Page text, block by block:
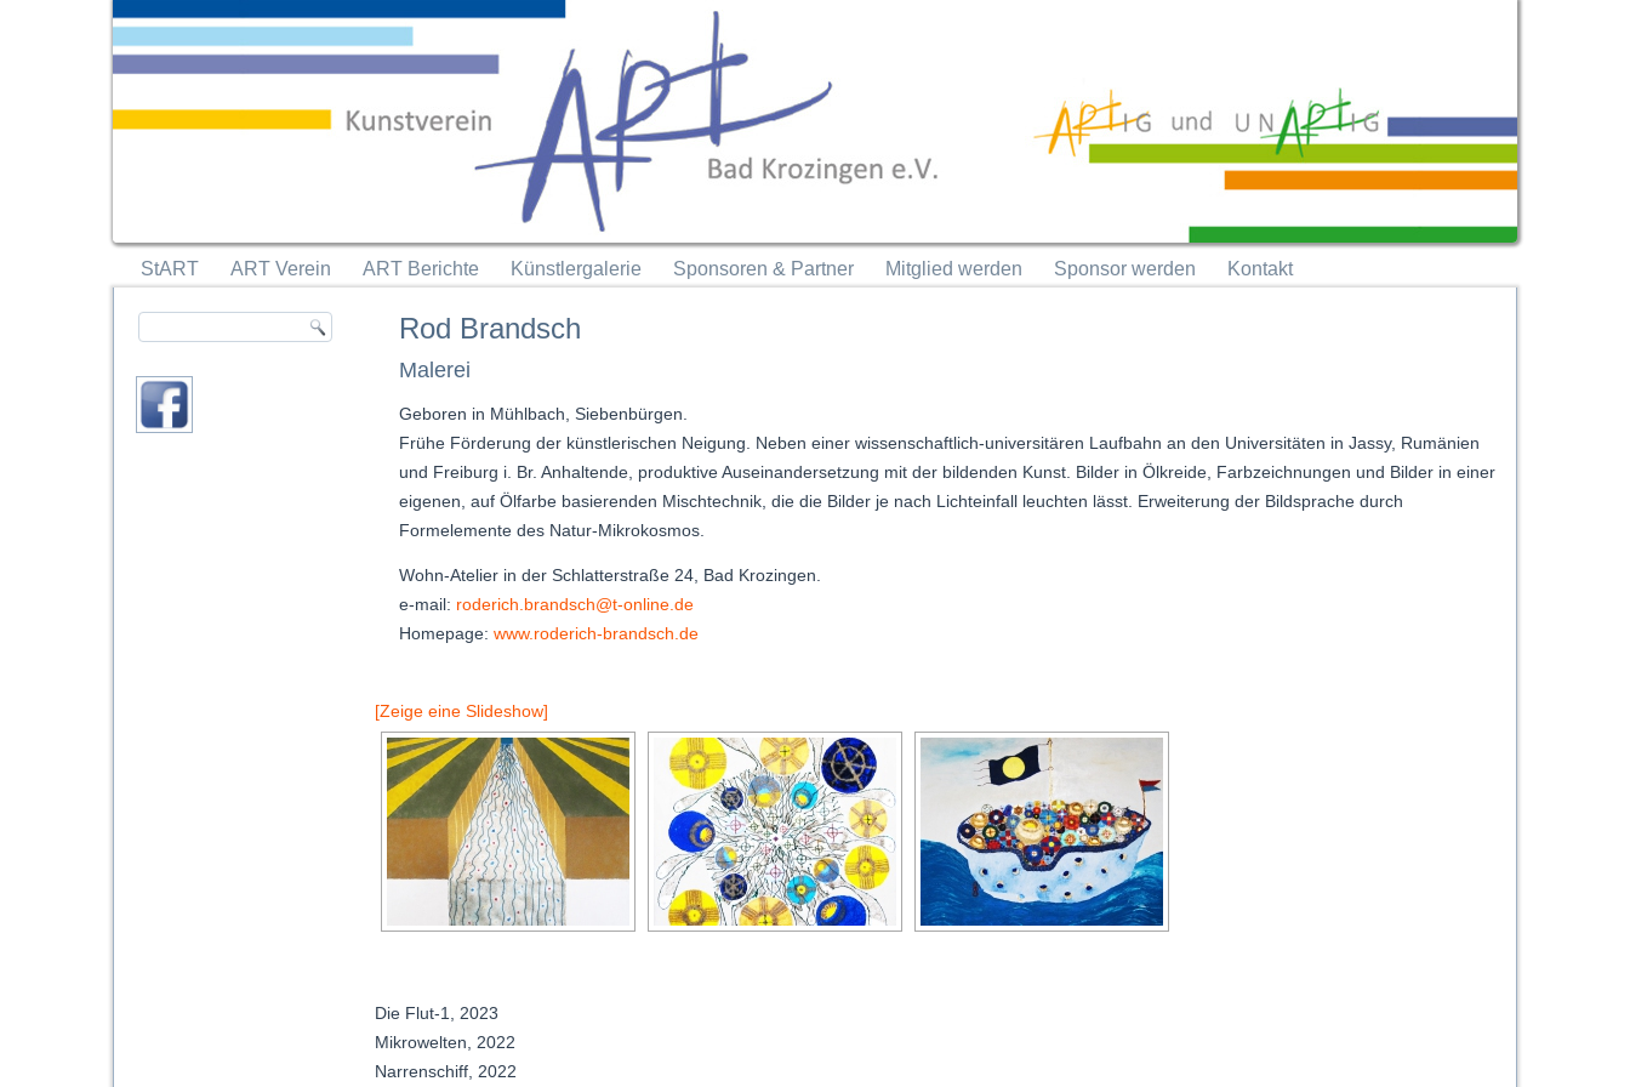
StART ART Verein ART Berichte Künstlergalerie Sponsoren & Partner Mitglied werden Sponsor werden Kontakt
Rod Brandsch
Malerei
Geboren in Mühlbach, Siebenbürgen.
Frühe Förderung der künstlerischen Neigung. Neben einer wissenschaftlich-universitären Laufbahn an den Universitäten in Jassy, Rumänien
und Freiburg i. Br. Anhaltende, produktive Auseinandersetzung mit der bildenden Kunst. Bilder in Ölkreide, Farbzeichnungen und Bilder in einer
eigenen, auf Ölfarbe basierenden Mischtechnik, die die Bilder je nach Lichteinfall leuchten lässt. Erweiterung der Bildsprache durch
Formelemente des Natur-Mikrokosmos.
Wohn-Atelier in der Schlatterstraße 24, Bad Krozingen.
e-mail: roderich.brandsch@t-online.de
Homepage: www.roderich-brandsch.de
[Zeige eine Slideshow]
Die Flut-1, 2023
Mikrowelten, 2022
Narrenschiff, 2022